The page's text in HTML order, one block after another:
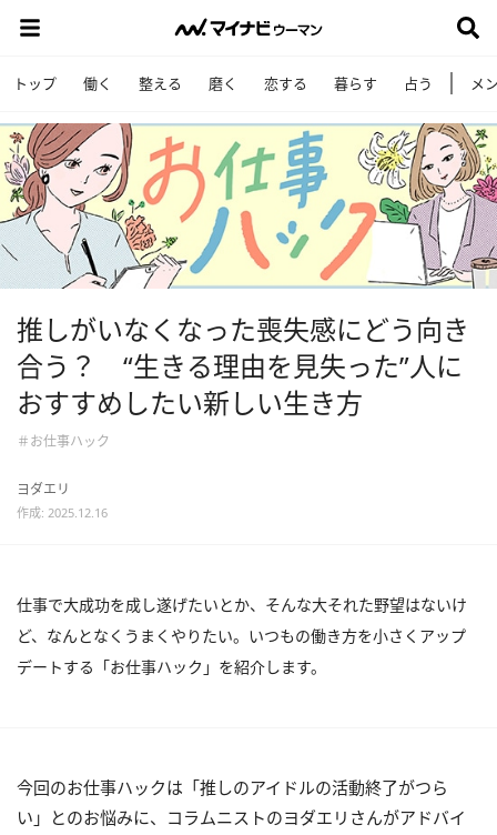
トップ 働く 整える 磨く 恋する 暮らす 占う メ
推しがいなくなった喪失感にどう向き
合う？ “生きる理由を見失った”人に
おすすめしたい新しい生き方
＃お仕事ハック
ヨダエリ
作成: 2025.12.16
仕事で大成功を成し遂げたいとか、そんな大それた野望はないけ
ど、なんとなくうまくやりたい。いつもの働き方を小さくアップ
デートする「お仕事ハック」を紹介します。
今回のお仕事ハックは「推しのアイドルの活動終了がつら
い」とのお悩みに、コラムニストのヨダエリさんがアドバイ